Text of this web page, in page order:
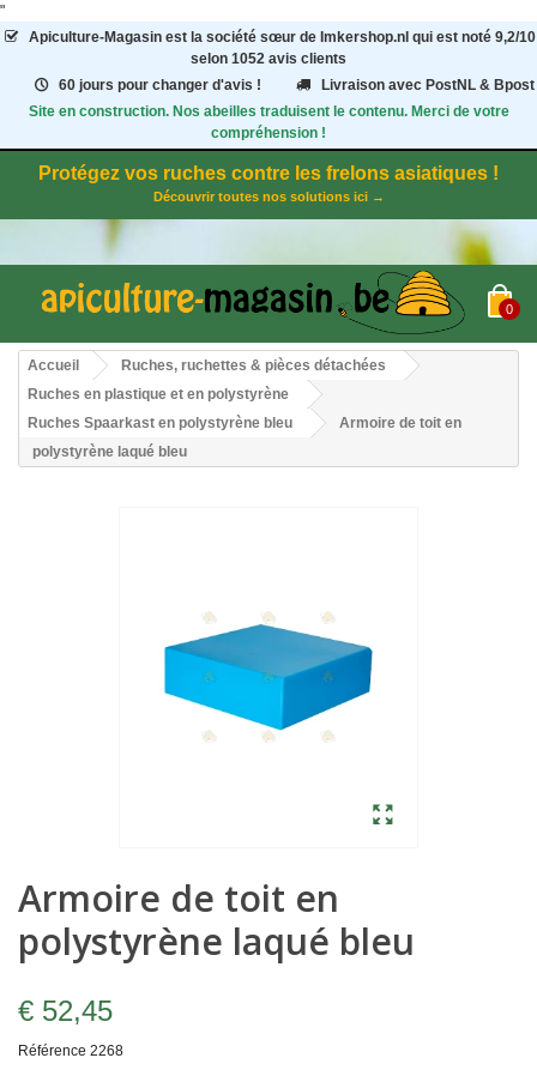
"
Apiculture-Magasinest la société sœur de Imkershop.nl qui est noté 9,2/10
selon 1052 avis clients
60 jours pour changer d'avis !
Livraison avec PostNL & Bpost
Site en construction. Nos abeilles traduisent le contenu. Merci de votre
compréhension !
Protégez vos ruches contre les frelons asiatiques !
Découvrir toutes nos solutions ici →
0
Accueil
Ruches, ruchettes & pièces détachées
Ruches en plastique et en polystyrène
Ruches Spaarkast en polystyrène bleu
Armoire de toit en
polystyrène laqué bleu
Armoire de toit en
polystyrène laqué bleu
€ 52,45
Référence 2268